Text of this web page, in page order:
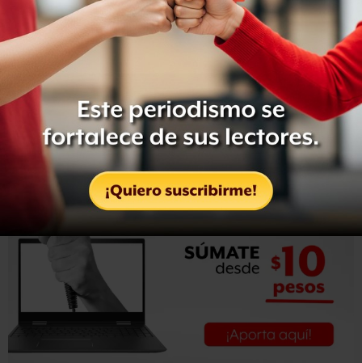
El PiojoHerrera también descartó haber recibido dinero
por los tuits que envió durante la jornada electoral. El
exentrenador del Tri dijo a Fox Sports que “ me pidieron
el favor, pero no recibí un peso
, la gente sigue diciendo
que yo cobré, que busquen dónde hay un recibo, no
recibí ni un quinto,
fue por convicción propia . Antes de
ser entrenador soy mexicano, tengo mis convicciones
bien claras”.